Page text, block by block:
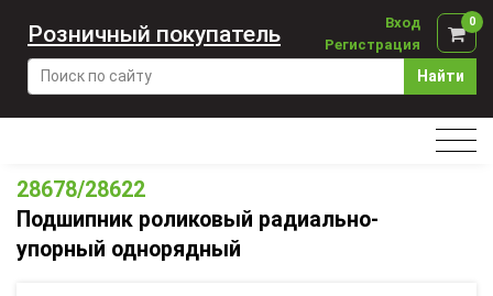
Найти
Вход
Регистрация
0
Розничный покупатель
28678/28622
Подшипник роликовый радиально-
упорный однорядный